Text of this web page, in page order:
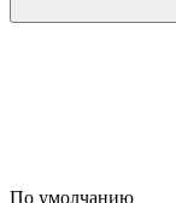
По умолчанию